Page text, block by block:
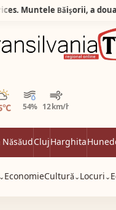
Silva Logistic Services. Muntele Bǎişorii, a doua cea mai oznificatǎ zonǎ din Europa, un colț de rai unde sălbăticia Apusenilor întâlnește liniștea profundă a brazilor falnici.
54% 12 km/h
noros
ClujHarghita
⌄ EconomieCultură ⌄ Locuri ⌄